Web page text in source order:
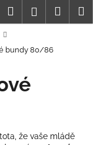
Hľadať
bundy 80/86
že vaše mládě